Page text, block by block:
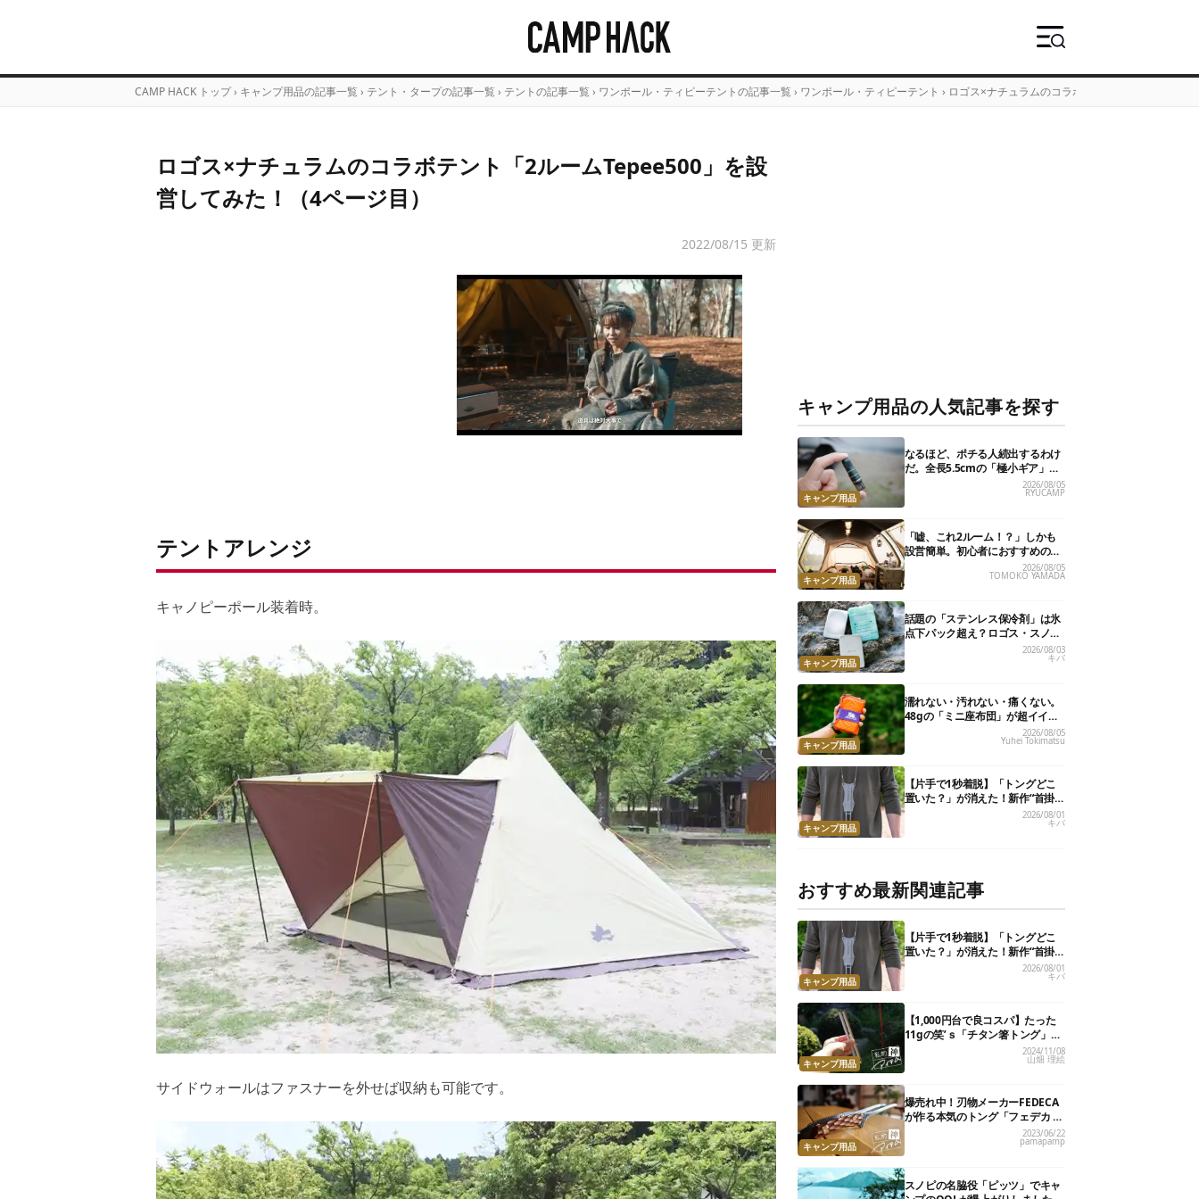
CAMP HACK トップ › キャンプ用品の記事一覧 › テント・タープの記事一覧 › テントの記事一覧 › ワンポール・ティピーテントの記事一覧 › ワンポール・ティピーテント › ロゴス×ナチュラムのコラボテント「2ルーム
ロゴス×ナチュラムのコラボテント「2ルームTepee500」を設
営してみた！（4ページ目）
2022/08/15 更新
テントアレンジ
キャノピーポール装着時。
サイドウォールはファスナーを外せば収納も可能です。
キャンプ用品の人気記事を探す
キャンプ用品
なるほど、ポチる人続出するわけ
だ。全長5.5cmの「極小ギア」を
使って分かったほんとの魅力2026/08/05
RYUCAMP
キャンプ用品
「嘘、これ2ルーム！？」しかも
設営簡単。初心者におすすめの最
新“おしゃれ広々テント”7選2026/08/05
TOMOKO YAMADA
キャンプ用品
話題の「ステンレス保冷剤」は氷
点下パック超え？ロゴス・スノー
ピーク・爆売れノーブランド品を
比べてみた
2026/08/03
キバ
キャンプ用品
濡れない・汚れない・痛くない。
48gの「ミニ座布団」が超イイ具
合
2026/08/05
Yuhei Tokimatsu
キャンプ用品
【片手で1秒着脱】「トングどこ
置いた？」が消えた！新作“首掛
けトング”、男心くすぐるギミッ
2026/08/01
キバ
おすすめ最新関連記事
キャンプ用品
【片手で1秒着脱】「トングどこ
置いた？」が消えた！新作“首掛
けトング”、男心くすぐるギミッ
2026/08/01
キバ
キャンプ用品
【1,000円台で良コスパ】たった
11gの笑’ｓ「チタン箸トング」
が、キャンプ飯のストレスを解消
2024/11/08
山畑 理絵
キャンプ用品
爆売れ中！刃物メーカーFEDECA
が作る本気のトング「フェデカ ク
レバートング」【私的神アイテ
2023/06/22
pamapamp
スノピの名脇役「ピッツ」でキャ